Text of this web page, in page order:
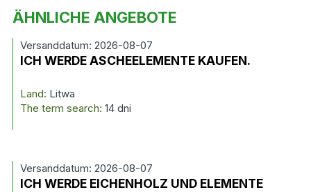
ÄHNLICHE ANGEBOTE
Versanddatum: 2026-08-07
ICH WERDE ASCHEELEMENTE KAUFEN.
Land: Litwa
The term search: 14 dni
Versanddatum: 2026-08-07
ICH WERDE EICHENHOLZ UND ELEMENTE